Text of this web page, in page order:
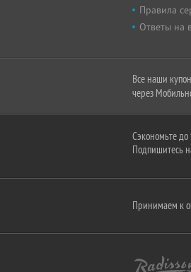
Правила
Ответы на
Все наши
через
Сэкономьте
Подпишитесь
Принимаем к